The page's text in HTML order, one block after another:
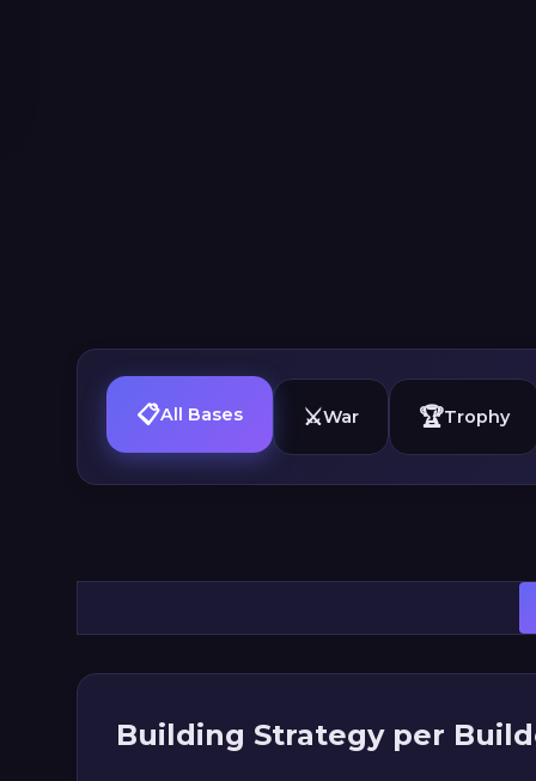
📋All Bases ⚔️War 🏆Trophy
Building Strategy per